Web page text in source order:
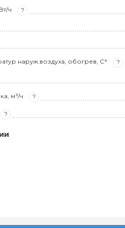
ч ?
наруж.воздуха, обогрев, С° ?
м³/ч ?
?